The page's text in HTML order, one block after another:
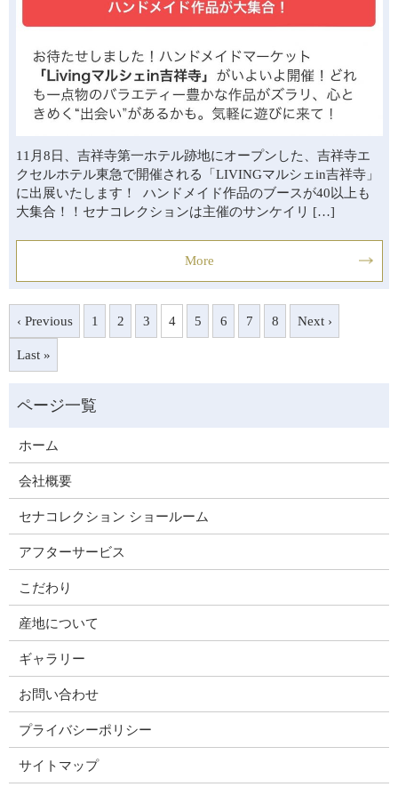
11月8日、吉祥寺第一ホテル跡地にオープンした、吉祥寺エ
クセルホテル東急で開催される「LIVINGマルシェin吉祥寺」
に出展いたします！ ハンドメイド作品のブースが40以上も
大集合！！セナコレクションは主催のサンケイリ […]
More
‹ Previous 1 2 3 4 5 6 7 8 Next ›
Last »
ホーム
会社概要
セナコレクション ショールーム
アフターサービス
こだわり
産地について
ギャラリー
お問い合わせ
プライバシーポリシー
サイトマップ